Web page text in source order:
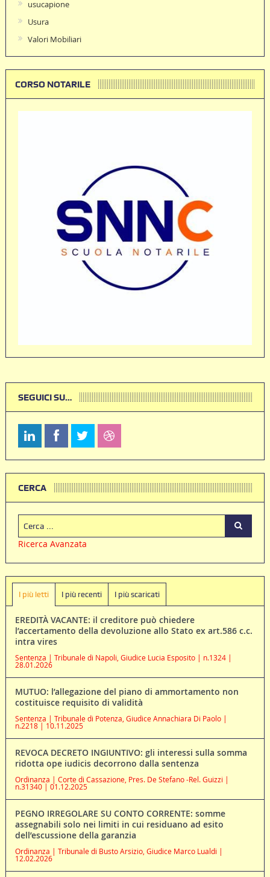
usucapione
Usura
Valori Mobiliari
CORSO NOTARILE
SEGUICI SU…
CERCA
Ricerca Avanzata
I più letti I più recenti I più scaricati
EREDITÀ VACANTE: il creditore può chiedere
l’accertamento della devoluzione allo Stato ex art.586 c.c.
intra vires
Sentenza | Tribunale di Napoli, Giudice Lucia Esposito | n.1324 |
28.01.2026
MUTUO: l’allegazione del piano di ammortamento non
costituisce requisito di validità
Sentenza | Tribunale di Potenza, Giudice Annachiara Di Paolo |
n.2218 | 10.11.2025
REVOCA DECRETO INGIUNTIVO: gli interessi sulla somma
ridotta ope iudicis decorrono dalla sentenza
Ordinanza | Corte di Cassazione, Pres. De Stefano -Rel. Guizzi |
n.31340 | 01.12.2025
PEGNO IRREGOLARE SU CONTO CORRENTE: somme
assegnabili solo nei limiti in cui residuano ad esito
dell’escussione della garanzia
Ordinanza | Tribunale di Busto Arsizio, Giudice Marco Lualdi |
12.02.2026